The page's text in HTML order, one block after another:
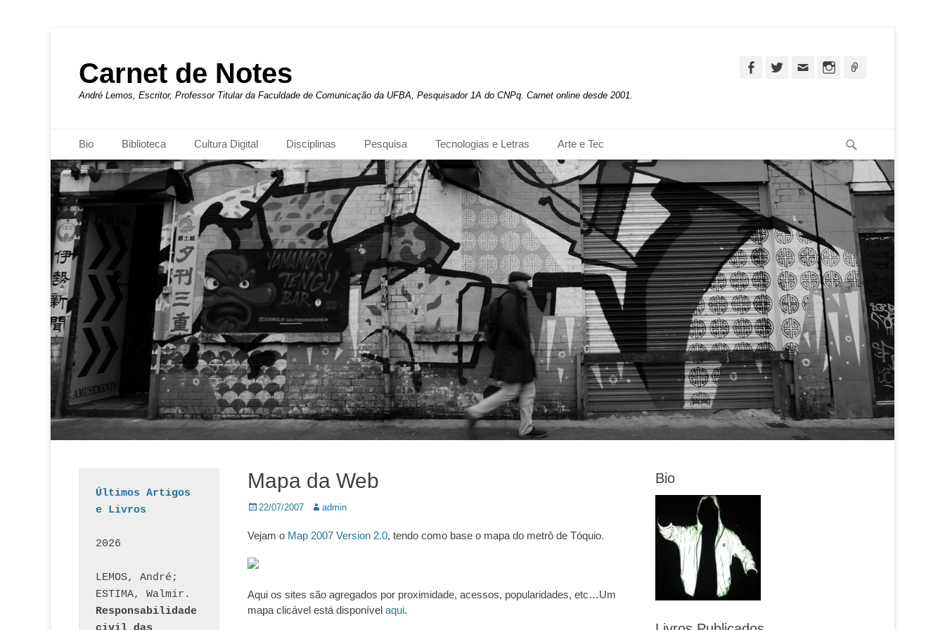
Carnet de Notes
André Lemos, Escritor, Professor Titular da Faculdade de Comunicação da UFBA, Pesquisador 1A do CNPq. Carnet online desde 2001.
FacebookTwitterEmail Instagram
Menu principal
para
o
conteúdo
Bio Biblioteca Cultura Digital Disciplinas Pesquisa Tecnologias e Letras Arte e Tec
Mapa da Web
Posted
22/07/2007 Autor:
admin
Vejam o Map 2007 Version 2.0, tendo como base o mapa do metrô de Tóquio.
Aqui os sites são agregados por proximidade, acessos, popularidades, etc…Um
mapa clicável está disponível aqui.
Bio
Últimos Artigos
e Livros
2026
LEMOS, André;
Responsabilidade